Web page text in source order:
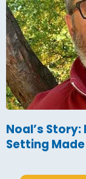
Noal’s
Setting